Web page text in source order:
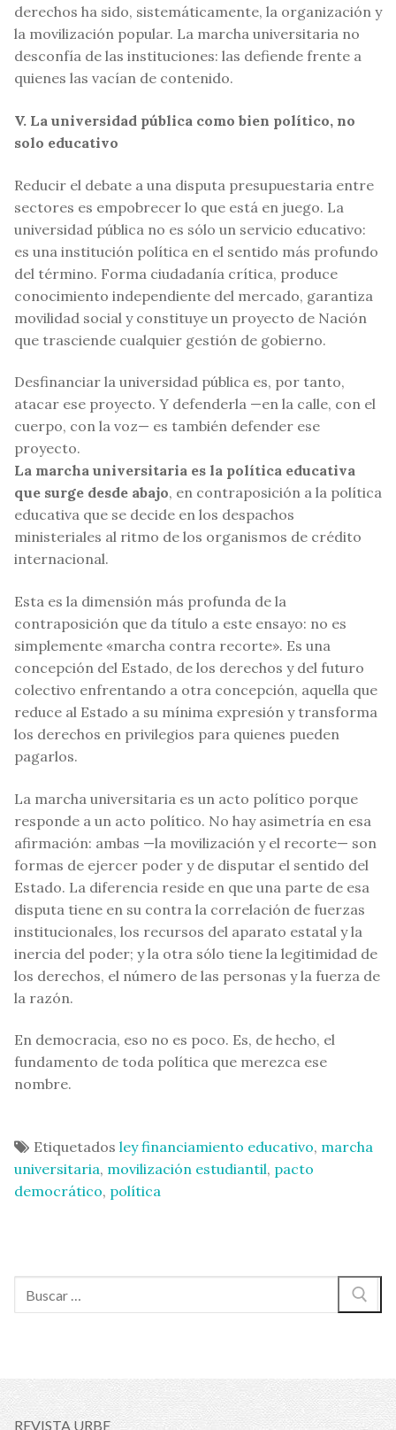
derechos ha sido, sistemáticamente, la organización y
la movilización popular. La marcha universitaria no
desconfía de las instituciones: las defiende frente a
quienes las vacían de contenido.
V. La universidad pública como bien político, no
solo educativo
Reducir el debate a una disputa presupuestaria entre
sectores es empobrecer lo que está en juego. La
universidad pública no es sólo un servicio educativo:
es una institución política en el sentido más profundo
del término. Forma ciudadanía crítica, produce
conocimiento independiente del mercado, garantiza
movilidad social y constituye un proyecto de Nación
que trasciende cualquier gestión de gobierno.
Desfinanciar la universidad pública es, por tanto,
atacar ese proyecto. Y defenderla —en la calle, con el
cuerpo, con la voz— es también defender ese
proyecto.
La marcha universitaria es la política educativa
que surge desde abajo, en contraposición a la política
educativa que se decide en los despachos
ministeriales al ritmo de los organismos de crédito
internacional.
Esta es la dimensión más profunda de la
contraposición que da título a este ensayo: no es
simplemente «marcha contra recorte». Es una
concepción del Estado, de los derechos y del futuro
colectivo enfrentando a otra concepción, aquella que
reduce al Estado a su mínima expresión y transforma
los derechos en privilegios para quienes pueden
pagarlos.
La marcha universitaria es un acto político porque
responde a un acto político. No hay asimetría en esa
afirmación: ambas —la movilización y el recorte— son
formas de ejercer poder y de disputar el sentido del
Estado. La diferencia reside en que una parte de esa
disputa tiene en su contra la correlación de fuerzas
institucionales, los recursos del aparato estatal y la
inercia del poder; y la otra sólo tiene la legitimidad de
los derechos, el número de las personas y la fuerza de
la razón.
En democracia, eso no es poco. Es, de hecho, el
fundamento de toda política que merezca ese
nombre.
Etiquetados ley financiamiento educativo, marcha
universitaria, movilización estudiantil, pacto
democrático, política
REVISTA URBE